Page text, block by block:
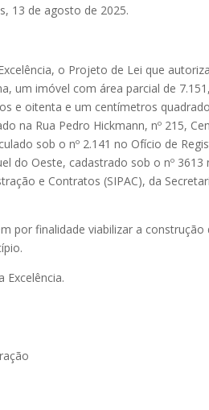
13 de agosto de 2025.
o Projeto de Lei que
um imóvel com área parcial de
e oitenta e um centímetros
na Rua Pedro Hickmann, nº 215,
sob o nº 2.141 no Ofício de
do Oeste, cadastrado sob o nº 3613
e Contratos (SIPAC), da
por finalidade viabilizar a construção
Excelência.